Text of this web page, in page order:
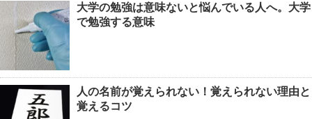
大学の勉強は意味ないと悩んでいる人へ。大学
で勉強する意味
人の名前が覚えられない！覚えられない理由と
覚えるコツ